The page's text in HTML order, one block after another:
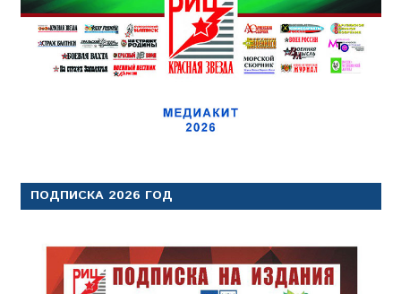
ПОДПИСКА 2026 ГОД